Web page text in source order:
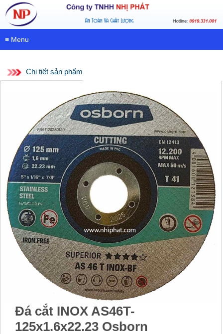
≡ Menu
Chi tiết sản phẩm
Đá cắt INOX AS46T-
125x1.6x22.23 Osborn